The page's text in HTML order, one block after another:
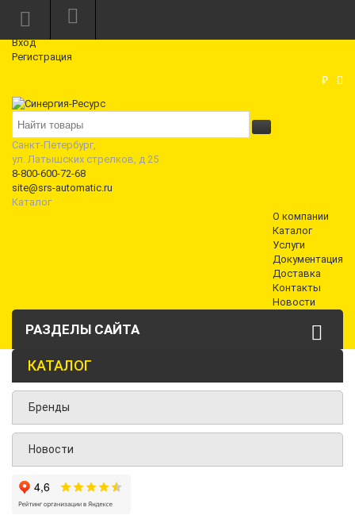
Режим работы: Пн—Пт: 10:00—18:00
Вход
Регистрация
₽
Санкт-Петербург,
ул. Латышских стрелков, д 25
8-800-600-72-68
site@srs-automatic.ru
Каталог
О компании
Каталог
Услуги
Документация
Доставка
Контакты
Новости
РАЗДЕЛЫ САЙТА
КАТАЛОГ
Бренды
Новости